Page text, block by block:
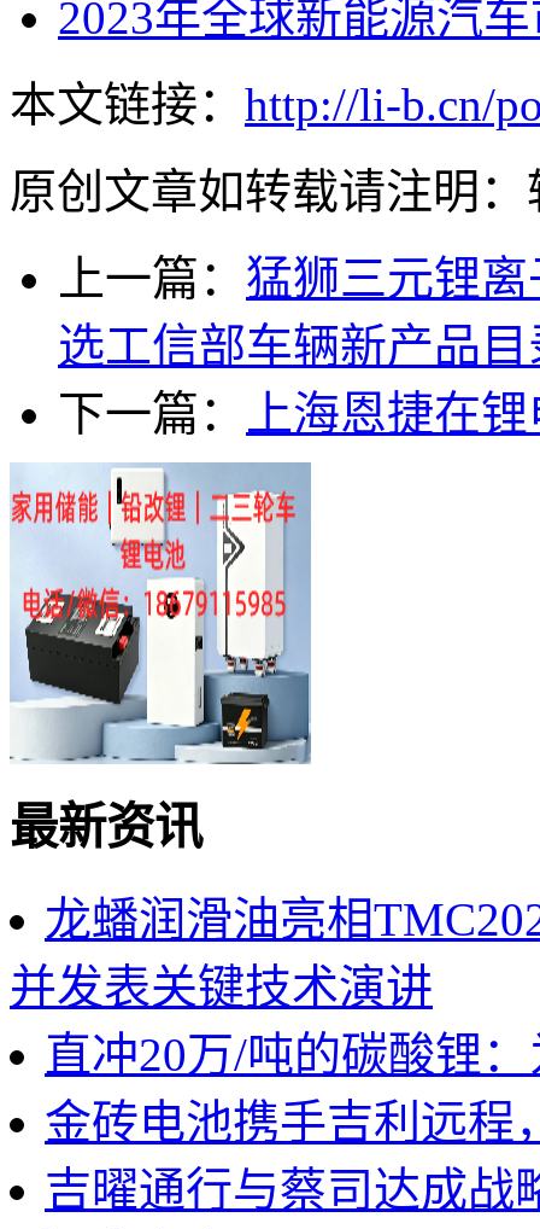
2023年全球新能源汽
本文链接： http://li-b.cn/
原创文章如转载请注明：
上一篇： 猛狮三元锂
选工信部车辆新产品目
下一篇：
上海恩捷在
最新资讯
龙蟠润滑油亮相
并发表关键技术演讲
直冲20万/吨的碳酸锂
金砖电池携手吉利远程
吉曜通行与蔡司达成战